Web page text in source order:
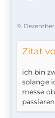
9.
Zitat
ich bin
solange
messe
passieren